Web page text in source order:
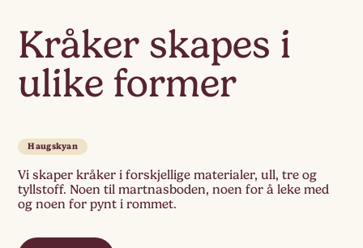
Kråker skapes i
ulike former
Haugskyan
Vi skaper kråker i forskjellige materialer, ull, tre og
tyllstoff. Noen til martnasboden, noen for å leke med
og noen for pynt i rommet.